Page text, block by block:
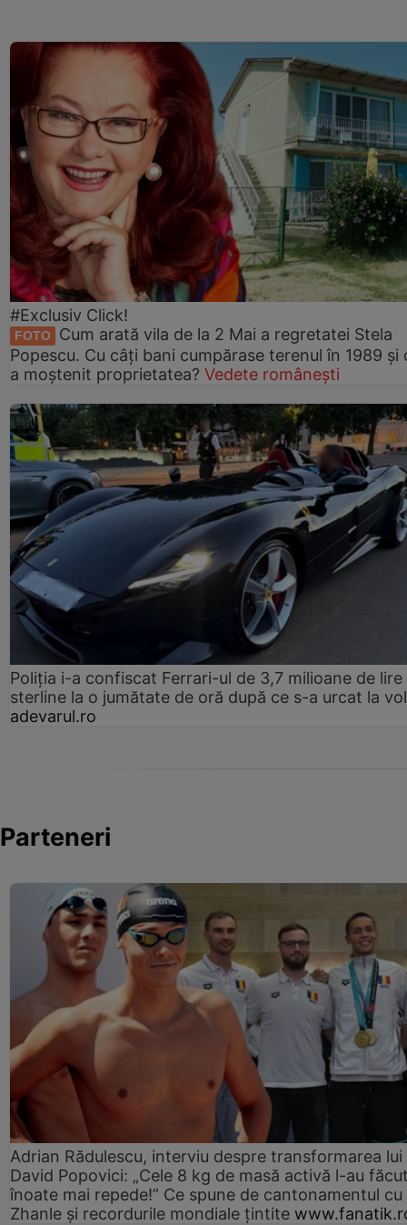
#Exclusiv Click!
FOTO
Cum arată vila de la 2 Mai a regretatei Stela
Popescu. Cu câți bani cumpărase terenul în 1989 și
a moștenit proprietatea? Vedete românești
Poliția i-a confiscat Ferrari-ul de 3,7 milioane de lire
sterline la o jumătate de oră după ce s-a urcat la
adevarul.ro
Parteneri
Adrian Rădulescu, interviu despre transformarea lui
David Popovici: „Cele 8 kg de masă activă l-au
înoate mai repede!” Ce spune de cantonamentul cu
Zhanle şi recordurile mondiale ţintite